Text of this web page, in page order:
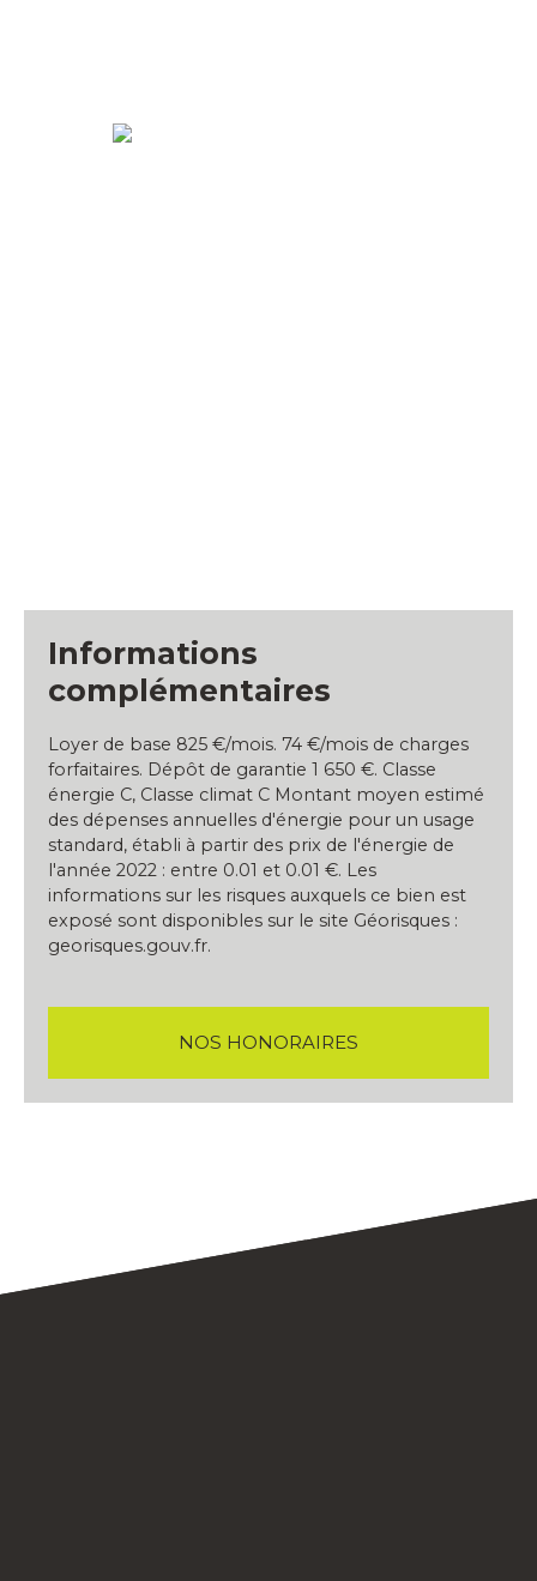
Informations
complémentaires
Loyer de base 825 €/mois. 74 €/mois de charges
forfaitaires. Dépôt de garantie 1 650 €. Classe
énergie C, Classe climat C Montant moyen estimé
des dépenses annuelles d'énergie pour un usage
standard, établi à partir des prix de l'énergie de
l'année 2022 : entre 0.01 et 0.01 €. Les
informations sur les risques auxquels ce bien est
exposé sont disponibles sur le site Géorisques :
georisques.gouv.fr.
NOS HONORAIRES